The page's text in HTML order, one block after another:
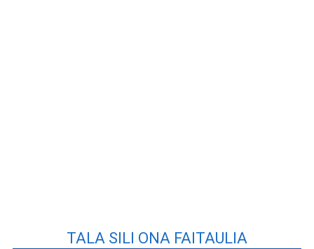
TALA SILI ONA FAITAULIA